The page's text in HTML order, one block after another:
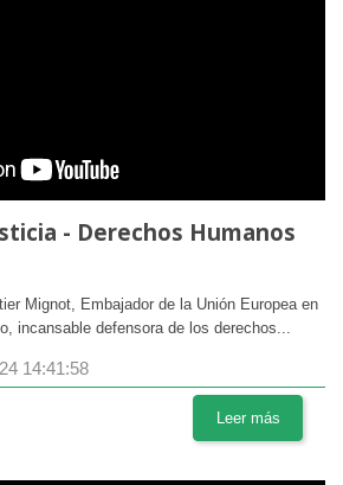
- Derechos Humanos
Mignot, Embajador de la Unión Europea en
incansable defensora de los derechos...
14:41:58
Leer más